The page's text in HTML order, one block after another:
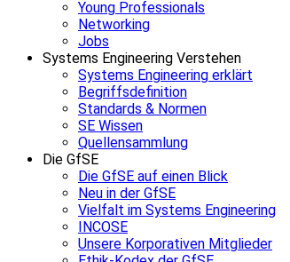
Young Professionals
Networking
Jobs
Systems Engineering Verstehen
Systems Engineering erklärt
Begriffsdefinition
Standards & Normen
SE Wissen
Quellensammlung
Die GfSE
Die GfSE auf einen Blick
Neu in der GfSE
Vielfalt im Systems Engineering
INCOSE
Unsere Korporativen Mitglieder